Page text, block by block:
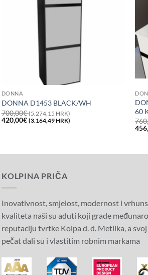
DONNA
DONNA D1453 BLACK/WH
700,00€(5.274,15 HRK)
Izvorna
cijena
(5.274,15
420,00€ (3.164,49 HRK)Trenutna
HRK).
60
KOLPINA PRIČA
Inovativnost, smjelost, modernost i
kvaliteta naši su aduti koji grade
reputaciju tvrtke Kolpa d. d. Metlika, a svoj
pečat dali su i vlastitim robnim markama